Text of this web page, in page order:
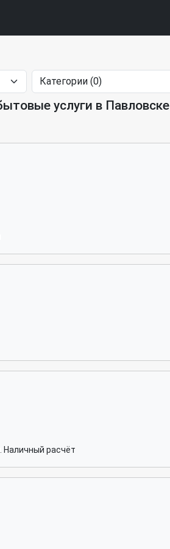
услуги в Павловске
Наличный расчёт